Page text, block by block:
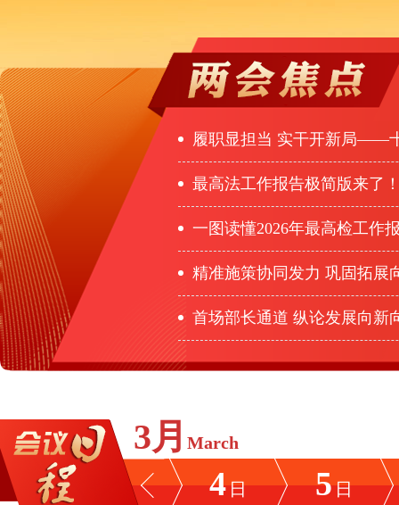
履职显担当 实干开新局——十四届全国人大四次
最高法工作报告极简版来了
一图读懂2026年最高检工作
精准施策协同发力 巩固拓展向好势头——五部门主要
首场部长通道 纵论发展向新
4日 5日
3月 March